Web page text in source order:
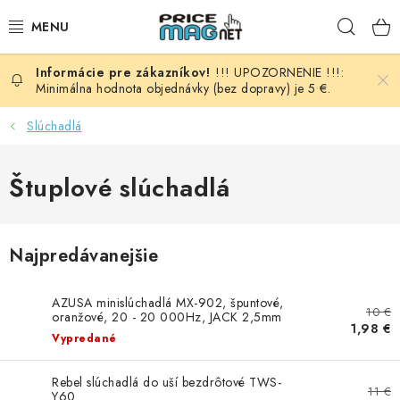
na
BATÉRIE
AUDIO - VIDEO
AUTO HI-FI
DOMÁCNOSŤ
ELEKTROINŠTALAČNÝ MATERIÁL
!!! UPOZORNENIE !!!:
Minimálna hodnota objednávky (bez dopravy) je 5 €.
Slúchadlá
Štuplové slúchadlá
Najpredávanejšie
AZUSA minislúchadlá MX-902, špuntové,
oranžové, 20 - 20 000Hz, JACK 2,5mm
Vypredané
10 €
1,98 €
Rebel slúchadlá do uší bezdrôtové TWS-
Y60
11 €